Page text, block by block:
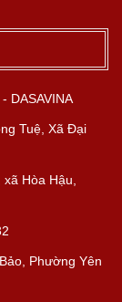
DASAVINA
Tuệ, Xã Đại
Hòa Hậu,
Phường Yên